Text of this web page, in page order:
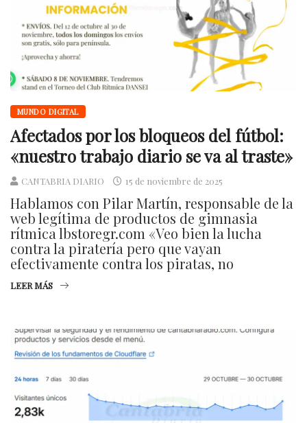
MUNDO DIGITAL
Afectados por los bloqueos del fútbol:
«nuestro trabajo diario se va al traste»
CANTABRIA DIARIO 15 de noviembre de 2025
Hablamos con Pilar Martín, responsable de la
web legítima de productos de gimnasia
rítmica lbstoregr.com «Veo bien la lucha
contra la piratería pero que vayan
efectivamente contra los piratas, no
LEER MÁS